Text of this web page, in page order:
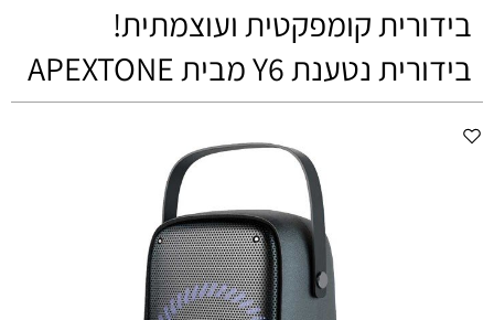
בידורית קומפקטית ועוצמתית!
בידורית נטענת Y6 מבית APEXTONE